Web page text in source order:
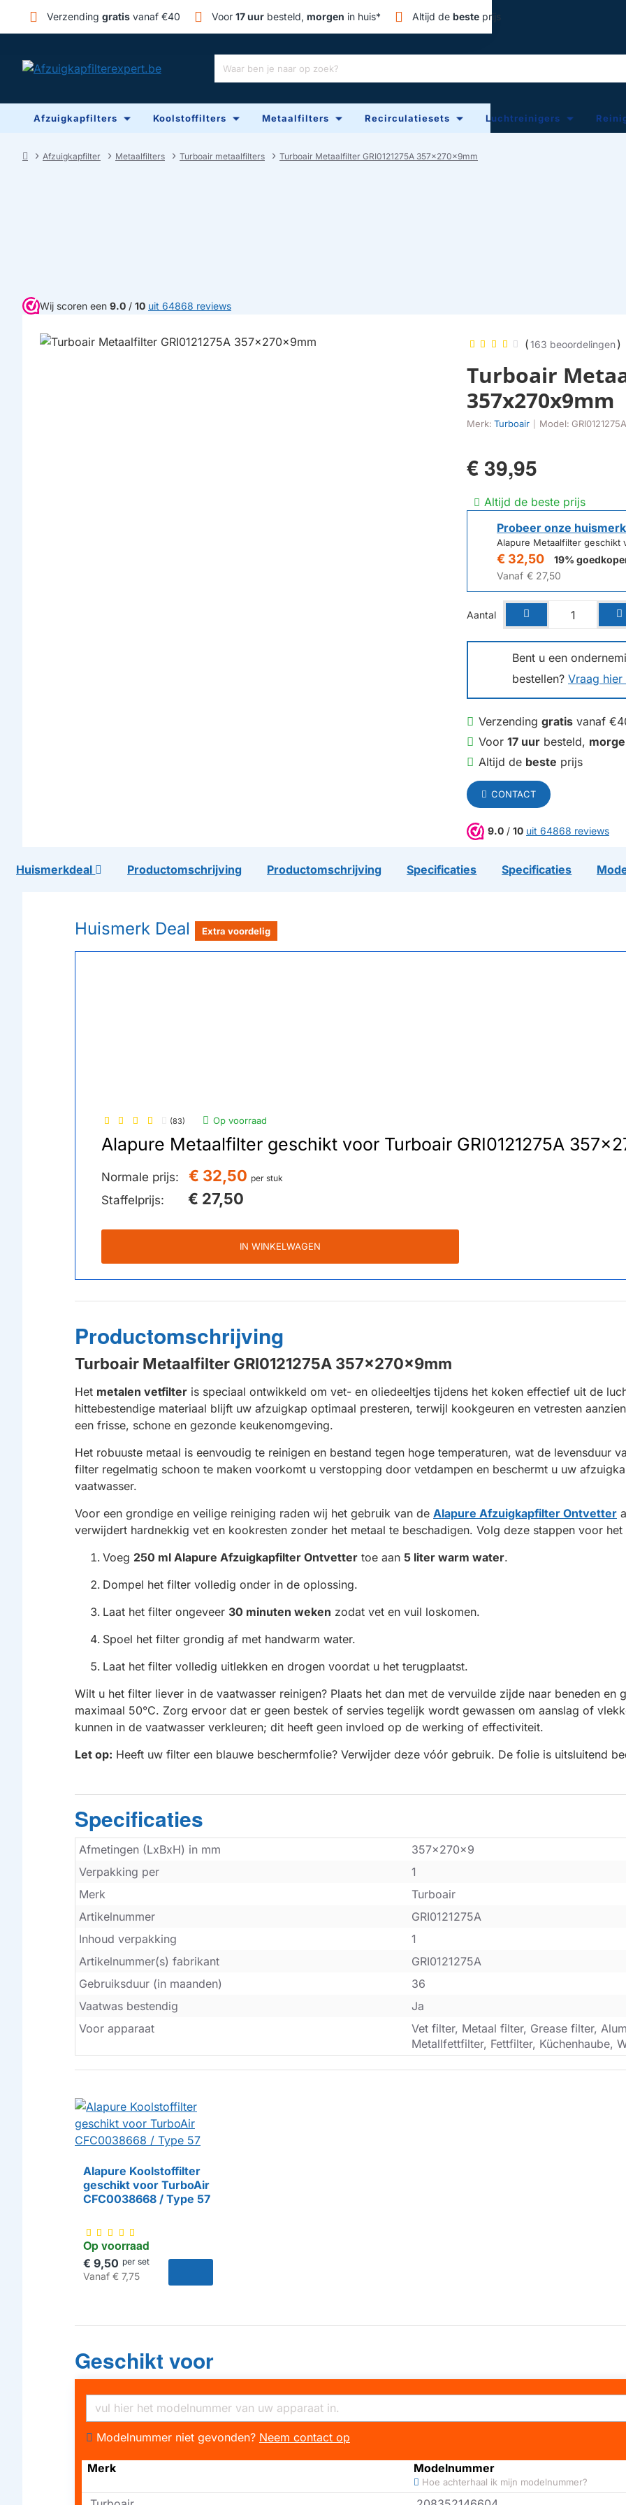
Verzending gratis vanaf €40 Voor 17 uur besteld, morgen in huis* Altijd de beste prijs
Waar
je
naar
Afzuigkapfilters Koolstoffilters Metaalfilters Recirculatiesets Luchtreinigers
Afzuigkapfilter Metaalfilters Turboair metaalfilters Turboair Metaalfilter GRI0121275A 357x270x9mm
Wij scoren een 9.0 / 10 uit 64868 reviews
Turboair
357x270x9mm
Merk: Turboair Model: GRI0121275A
(163 beoordelingen)
€ 39,95
Altijd de beste prijs
Probeer onze
Alapure Metaalfilter geschikt
€ 32,50
19%
Vanaf € 27,50
Bent u een
bestellen? Vraag
Aantal
Verzending gratis vanaf
Voor 17 uur besteld,
Altijd de beste prijs
CONTACT
9.0 / 10 uit 64868 reviews
Huismerkdeal Productomschrijving Productomschrijving Specificaties Specificaties
Huismerk Deal Extra voordelig
(83) Op voorraad
Alapure Metaalfilter geschikt voor Turboair GRI0121275A
Normale prijs: € 32,50 per stuk
Staffelprijs: € 27,50
IN WINKELWAGEN
Productomschrijving
Turboair Metaalfilter GRI0121275A 357x270x9mm
Het metalen vetfilter is speciaal ontwikkeld om vet- en oliedeeltjes tijdens het koken effectief uit de
hittebestendige materiaal blijft uw afzuigkap optimaal presteren, terwijl kookgeuren en vetresten
een frisse, schone en gezonde keukenomgeving.
Het robuuste metaal is eenvoudig te reinigen en bestand tegen hoge temperaturen, wat de levensduur
filter regelmatig schoon te maken voorkomt u verstopping door vetdampen en beschermt u uw
vaatwasser.
Voor een grondige en veilige reiniging raden wij het gebruik van de Alapure Afzuigkapfilter Ontvetter
verwijdert hardnekkig vet en kookresten zonder het metaal te beschadigen. Volg deze stappen voor het
Voeg 250 ml Alapure Afzuigkapfilter Ontvetter toe aan 5 liter warm water.
Dompel het filter volledig onder in de oplossing.
Laat het filter ongeveer 30 minuten weken zodat vet en vuil loskomen.
Spoel het filter grondig af met handwarm water.
Laat het filter volledig uitlekken en drogen voordat u het terugplaatst.
Wilt u het filter liever in de vaatwasser reinigen? Plaats het dan met de vervuilde zijde naar beneden en
maximaal 50°C. Zorg ervoor dat er geen bestek of servies tegelijk wordt gewassen om aanslag of
kunnen in de vaatwasser verkleuren; dit heeft geen invloed op de werking of effectiviteit.
Let op: Heeft uw filter een blauwe beschermfolie? Verwijder deze vóór gebruik. De folie is uitsluitend
Specificaties
Afmetingen (LxBxH) in mm
357x270x9
Verpakking per
1
Merk
Turboair
Artikelnummer
GRI0121275A
Inhoud verpakking
1
Artikelnummer(s) fabrikant
GRI0121275A
Gebruiksduur (in maanden)
36
Vaatwas bestendig
Ja
Voor apparaat
Vet filter, Metaal filter, Grease filter,
Metallfettfilter, Fettfilter, Küchenhaube,
HUISMERK
Op voorraad
Alapure Koolstoffilter
geschikt voor TurboAir
CFC0038668 / Type 57
€ 9,50 per set
Vanaf € 7,75
Geschikt voor
Modelnummer niet gevonden? Neem contact op
Merk Modelnummer
Hoe achterhaal ik mijn modelnummer?